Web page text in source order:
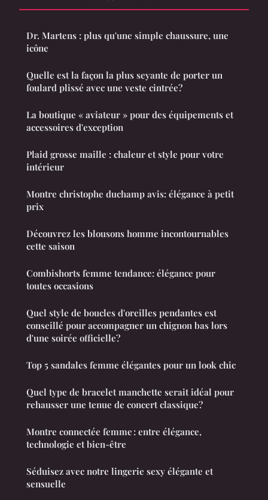
Dr. Martens : plus qu'une simple chaussure, une
icône
Quelle est la façon la plus seyante de porter un
foulard plissé avec une veste cintrée?
La boutique « aviateur » pour des équipements et
accessoires d'exception
Plaid grosse maille : chaleur et style pour votre
intérieur
Montre christophe duchamp avis: élégance à petit
prix
Découvrez les blousons homme incontournables
cette saison
Combishorts femme tendance: élégance pour
toutes occasions
Quel style de boucles d'oreilles pendantes est
conseillé pour accompagner un chignon bas lors
d'une soirée officielle?
Top 5 sandales femme élégantes pour un look chic
Quel type de bracelet manchette serait idéal pour
rehausser une tenue de concert classique?
Montre connectée femme : entre élégance,
technologie et bien-être
Séduisez avec notre lingerie sexy élégante et
sensuelle